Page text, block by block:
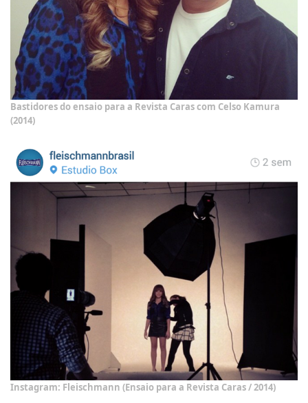
Bastidores do ensaio para a Revista Caras com Celso Kamura
(2014)
Instagram: Fleischmann (Ensaio para a Revista Caras / 2014)